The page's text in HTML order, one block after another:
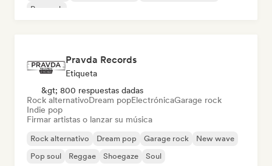
Pop rock
Pravda Records
Etiqueta
&gt; 800 respuestas dadas
Rock alternativoDream popElectrónicaGarage rock
Indie pop
Firmar artistas o lanzar su música
Rock alternativo Dream pop Garage rock
New wave
Pop soul
Reggae Shoegaze Soul